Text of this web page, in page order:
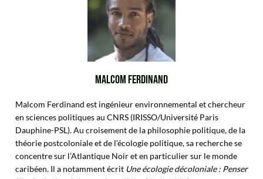
MALCOM FERDINAND
Malcom Ferdinand est ingénieur environnemental et chercheur
en sciences politiques au CNRS (IRISSO/Université Paris
Dauphine-PSL). Au croisement de la philosophie politique, de la
théorie postcoloniale et de l’écologie politique, sa recherche se
concentre sur l’Atlantique Noir et en particulier sur le monde
caribéen. Il a notamment écrit Une écologie décoloniale : Penser